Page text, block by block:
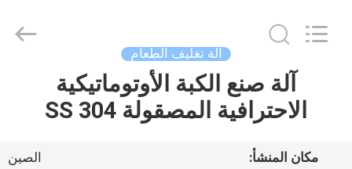
المنزل
Machinery
آلة تغليف الطعام
آلة صنع الكبة الأوتوماتيكية
الاحترافية المصقولة 304 SS
مكان المنشأ:
الصين